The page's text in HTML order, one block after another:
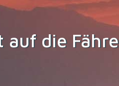
auf die Fähre